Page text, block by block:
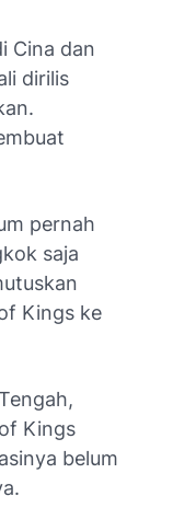
Cina dan
dirilis
pernah
saja
Kings ke
Kings
belum